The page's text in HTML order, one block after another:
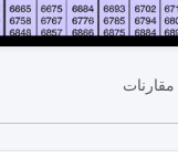
مقارنات